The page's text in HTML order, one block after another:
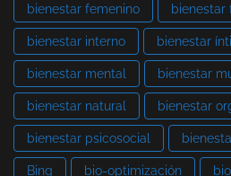
bienestar femenino bienestar
bienestar interno bienestar
bienestar mental bienestar
bienestar natural bienestar
bienestar psicosocial
Bing bio-optimización